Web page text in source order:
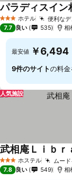
3 ホテルのランク
ホテル 便利な
パラディスイン
7.7 良い 535 相
最安値 ￥6,494
9件のサイトの料
人気施設
3 ホテルのランク
ホステル ムー
武相庵Ｌｉｂｒ
7.8 良い 549 相